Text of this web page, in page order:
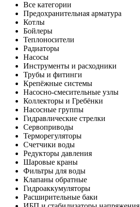
Все категории
Предохранительная арматура
Котлы
Бойлеры
Теплоносители
Радиаторы
Насосы
Инструменты и расходники
Трубы и фитинги
Крепёжные системы
Насосно-смесительные узлы
Коллекторы и Гребёнки
Насосные группы
Гидравлические стрелки
Сервоприводы
Терморегуляторы
Счетчики воды
Редукторы давления
Шаровые краны
Фильтры для воды
Клапаны обратные
Гидроаккумуляторы
Расширительные баки